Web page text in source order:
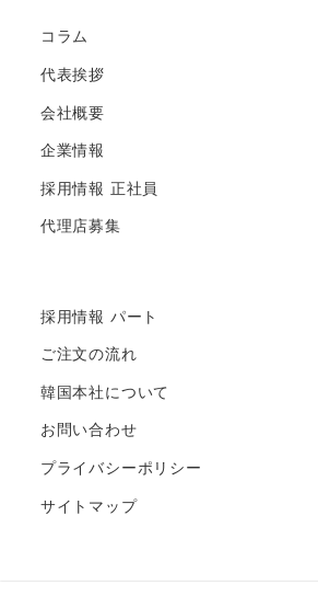
コラム
代表挨拶
会社概要
企業情報
採用情報 正社員
代理店募集
採用情報 パート
ご注文の流れ
韓国本社について
お問い合わせ
プライバシーポリシー
サイトマップ